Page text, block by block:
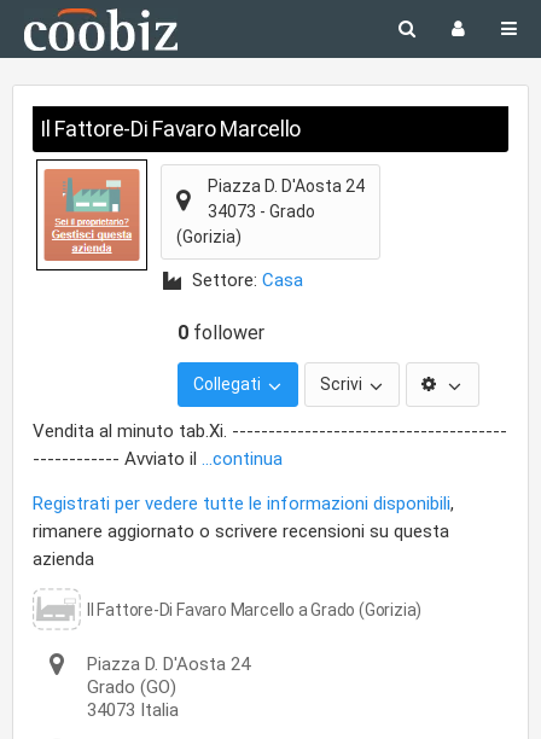
Il Fattore-Di Favaro Marcello
Piazza D. D'Aosta 24
34073 - Grado
(Gorizia)
Settore: Casa
0 follower
Collegati Scrivi
Vendita al minuto tab.Xi. --------------------------------------
------------ Avviato il ...continua
Registrati per vedere tutte le informazioni disponibili,
rimanere aggiornato o scrivere recensioni su questa
azienda
Il Fattore-Di Favaro Marcello a Grado (Gorizia)
Piazza D. D'Aosta 24
Grado (GO)
34073 Italia